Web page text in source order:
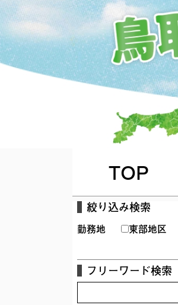
TOP
絞り込み検索
勤務地 東部地区
フリーワード検索